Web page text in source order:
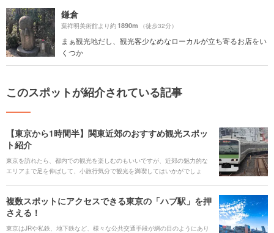
鎌倉
葉祥明美術館より約1890m （徒歩32分）
まぁ観光地だし、観光客少なめなローカルが立ち寄るお店をい
くつか
このスポットが紹介されている記事
【東京から1時間半】関東近郊のおすすめ観光スポッ
ト紹介
東京を訪れたら、都内での観光を楽しむのもいいですが、近郊の魅力的な
エリアまで足を伸ばして、小旅行気分で観光を満喫してはいかがでしょ
けるエリアと、そのエリアおすすめのスポットをご紹介します。
複数スポットにアクセスできる東京の「ハブ駅」を押
さえる！
東京はJRや私鉄、地下鉄など、様々な公共交通手段が網の目のようにあり